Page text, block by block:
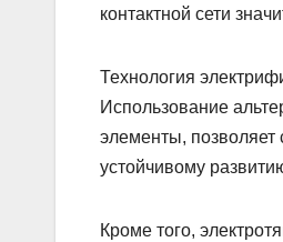
контактной сети
Технология
Использование
элементы,
устойчивому
Кроме того,